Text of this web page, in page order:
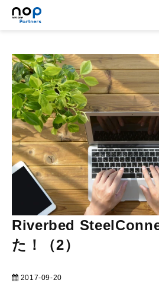
マーケティン
セキュリティ
IoT
コラボレーショ
スキルアップ
IT用語解説
Riverbed
た！（2）
2017-09-20